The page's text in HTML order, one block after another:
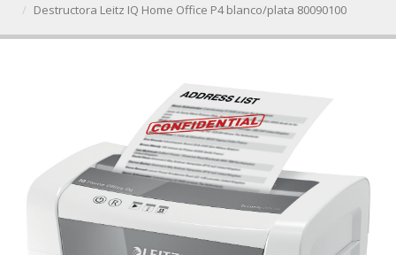
Destructora Leitz IQ Home Office P4 blanco/plata 80090100